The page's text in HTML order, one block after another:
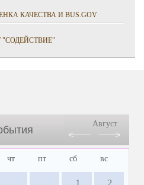
КАЧЕСТВА И BUS.GOV
"СОДЕЙСТВИЕ"
Август
чт пт сб вс
1 2